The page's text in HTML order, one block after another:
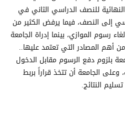
للنصف الدراسي الثاني في
إلى النصف، فيما يرفض الكثير من
رسوم الموازي، بينما إدراة الجامعة
أهم المصادر التي تعتمد عليها..
بلزوم دفع الرسوم مقابل الدخول
وعلى الجامعة أن تتخذ قراراً بربط
النتائج.